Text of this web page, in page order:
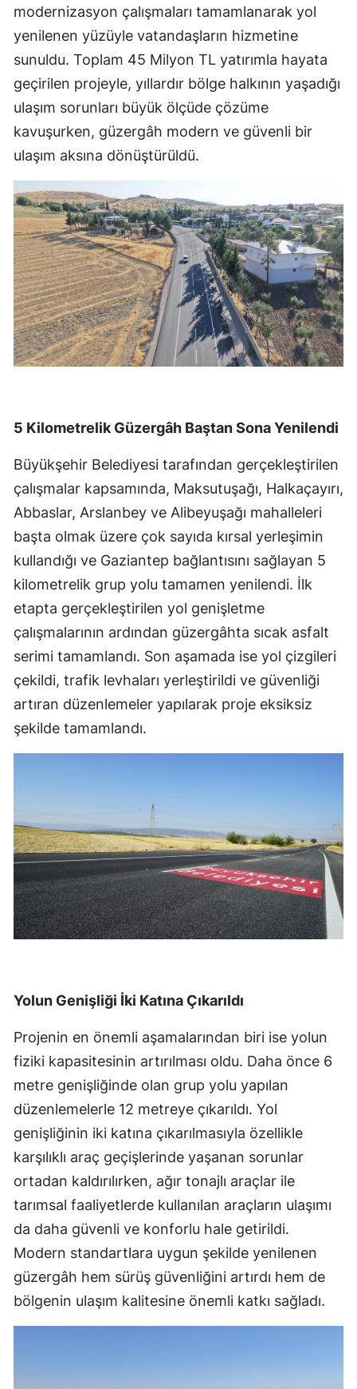
modernizasyon çalışmaları tamamlanarak yol
yenilenen yüzüyle vatandaşların hizmetine
sunuldu. Toplam 45 Milyon TL yatırımla hayata
geçirilen projeyle, yıllardır bölge halkının yaşadığı
ulaşım sorunları büyük ölçüde çözüme
kavuşurken, güzergâh modern ve güvenli bir
ulaşım aksına dönüştürüldü.
5 Kilometrelik Güzergâh Baştan Sona Yenilendi
Büyükşehir Belediyesi tarafından gerçekleştirilen
çalışmalar kapsamında, Maksutuşağı, Halkaçayırı,
Abbaslar, Arslanbey ve Alibeyuşağı mahalleleri
başta olmak üzere çok sayıda kırsal yerleşimin
kullandığı ve Gaziantep bağlantısını sağlayan 5
kilometrelik grup yolu tamamen yenilendi. İlk
etapta gerçekleştirilen yol genişletme
çalışmalarının ardından güzergâhta sıcak asfalt
serimi tamamlandı. Son aşamada ise yol çizgileri
çekildi, trafik levhaları yerleştirildi ve güvenliği
artıran düzenlemeler yapılarak proje eksiksiz
şekilde tamamlandı.
Yolun Genişliği İki Katına Çıkarıldı
Projenin en önemli aşamalarından biri ise yolun
fiziki kapasitesinin artırılması oldu. Daha önce 6
metre genişliğinde olan grup yolu yapılan
düzenlemelerle 12 metreye çıkarıldı. Yol
genişliğinin iki katına çıkarılmasıyla özellikle
karşılıklı araç geçişlerinde yaşanan sorunlar
ortadan kaldırılırken, ağır tonajlı araçlar ile
tarımsal faaliyetlerde kullanılan araçların ulaşımı
da daha güvenli ve konforlu hale getirildi.
Modern standartlara uygun şekilde yenilenen
güzergâh hem sürüş güvenliğini artırdı hem de
bölgenin ulaşım kalitesine önemli katkı sağladı.